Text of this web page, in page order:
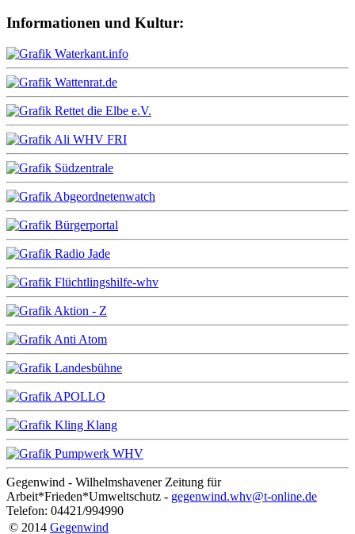
Informationen und Kultur:
Gegenwind - Wilhelmshavener Zeitung für
Arbeit*Frieden*Umweltschutz - gegenwind.whv@t-online.de
Telefon: 04421/994990
© 2014 Gegenwind